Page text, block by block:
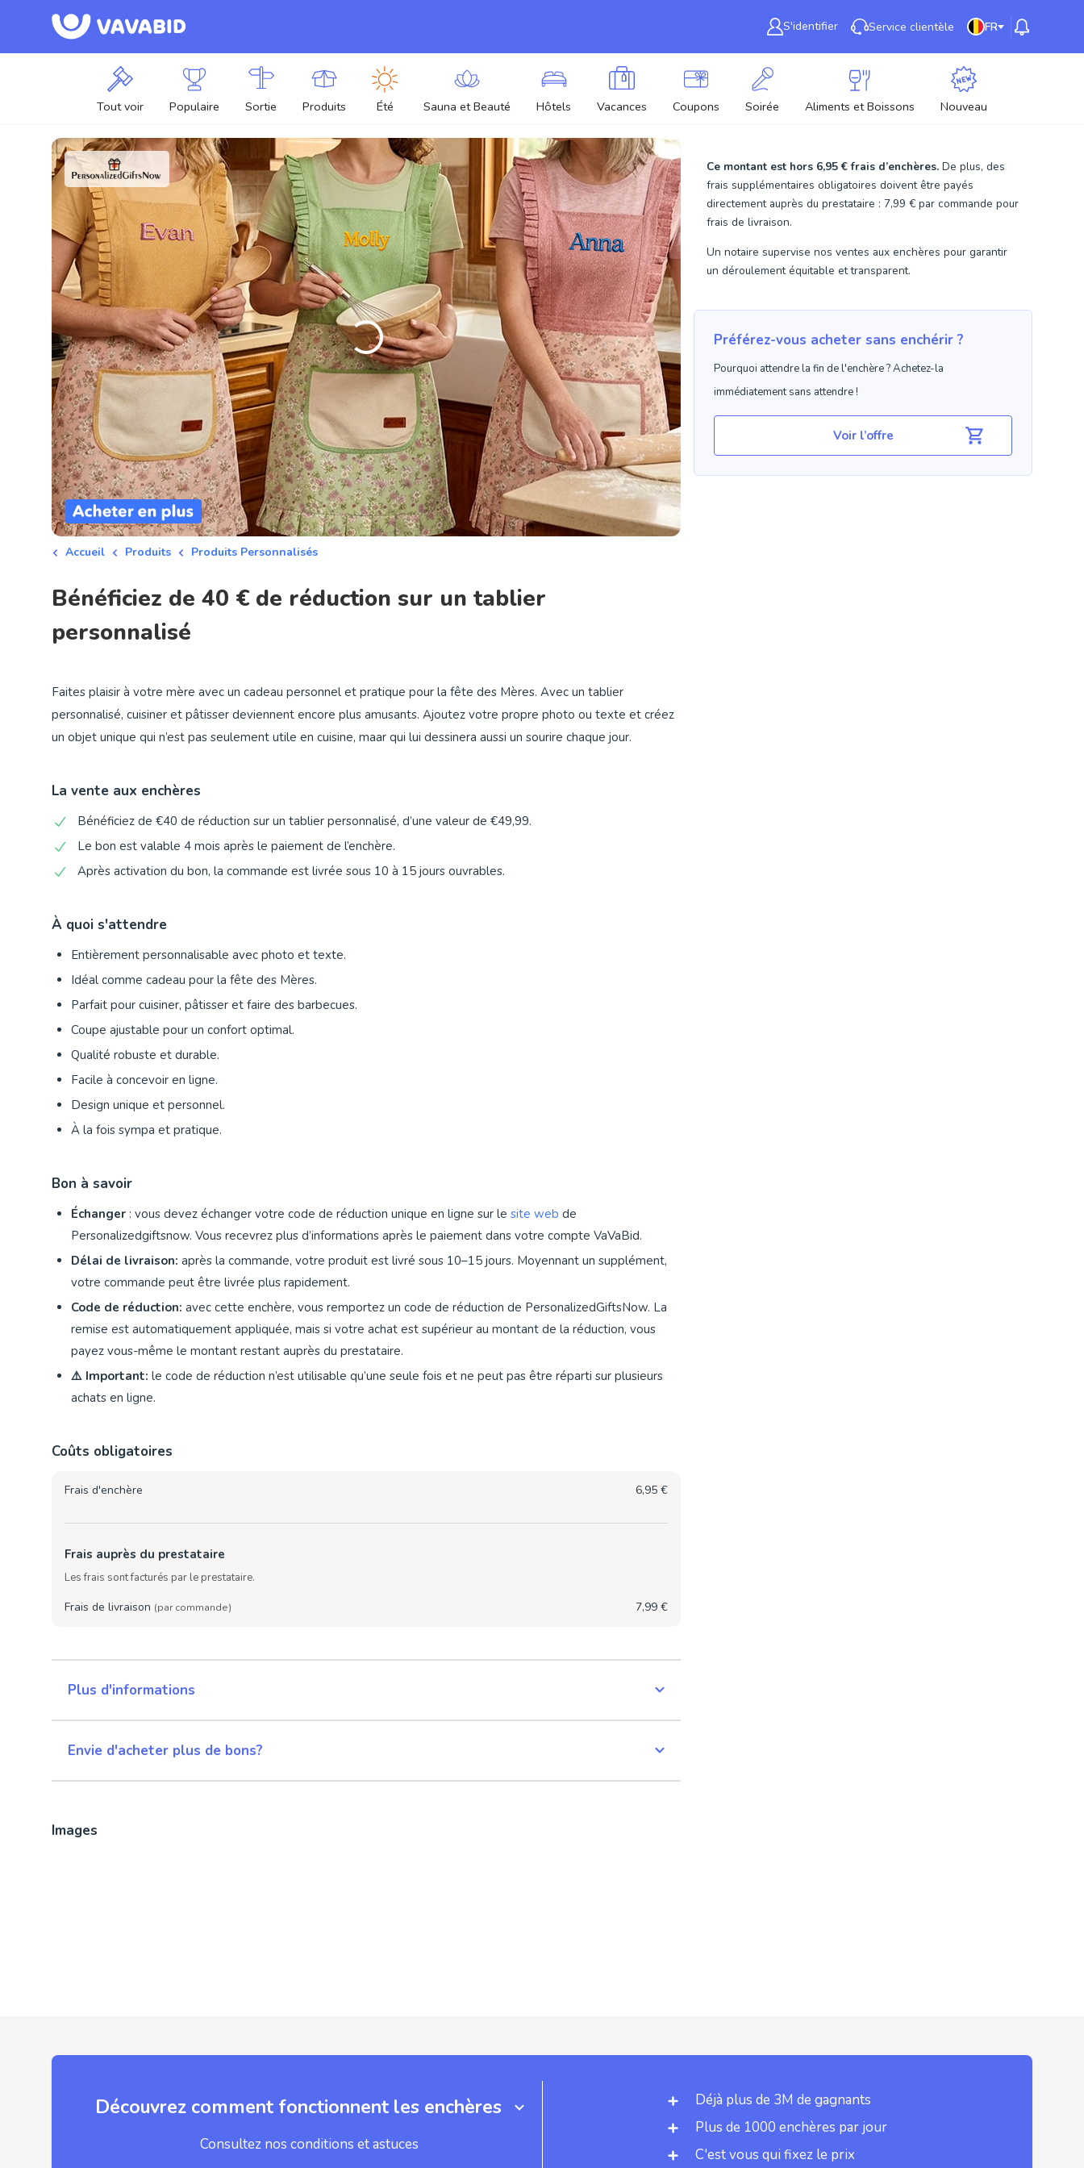
S'identifier Service clientèle FR
Tout voir Populaire Sortie Produits Été Sauna et Beauté Hôtels Vacances Coupons Soirée Aliments et Boissons Nouveau
Accueil Produits Produits Personnalisés
Bénéficiez de 40 € de réduction sur un tablier
personnalisé
Ce montant est hors 6,95 €frais d’enchères. De plus, des
frais supplémentaires obligatoires doivent être payés
directement auprès du prestataire : 7,99 € par commande pour
frais de livraison.
Un notaire supervise nos ventes aux enchères pour garantir
un déroulement équitable et transparent.
Préférez-vous acheter sans enchérir ?
Pourquoi attendre la fin de l'enchère ? Achetez-la
immédiatement sans attendre !
Voir l’offre
Faites plaisir à votre mère avec un cadeau personnel et pratique pour la fête des Mères. Avec un tablier
personnalisé, cuisiner et pâtisser deviennent encore plus amusants. Ajoutez votre propre photo ou texte et créez
un objet unique qui n’est pas seulement utile en cuisine, maar qui lui dessinera aussi un sourire chaque jour.
La vente aux enchères
Bénéficiez de €40 de réduction sur un tablier personnalisé, d’une valeur de €49,99.
Le bon est valable 4 mois après le paiement de l’enchère.
Après activation du bon, la commande est livrée sous 10 à 15 jours ouvrables.
À quoi s'attendre
Entièrement personnalisable avec photo et texte.
Idéal comme cadeau pour la fête des Mères.
Parfait pour cuisiner, pâtisser et faire des barbecues.
Coupe ajustable pour un confort optimal.
Qualité robuste et durable.
Facile à concevoir en ligne.
Design unique et personnel.
À la fois sympa et pratique.
Bon à savoir
Échanger : vous devez échanger votre code de réduction unique en ligne sur le site web de
Personalizedgiftsnow. Vous recevrez plus d’informations après le paiement dans votre compte VaVaBid.
Délai de livraison: après la commande, votre produit est livré sous 10–15 jours. Moyennant un supplément,
votre commande peut être livrée plus rapidement.
Code de réduction: avec cette enchère, vous remportez un code de réduction de PersonalizedGiftsNow. La
remise est automatiquement appliquée, mais si votre achat est supérieur au montant de la réduction, vous
payez vous-même le montant restant auprès du prestataire.
⚠️ Important: le code de réduction n’est utilisable qu’une seule fois et ne peut pas être réparti sur plusieurs
achats en ligne.
Coûts obligatoires
Frais d'enchère 6,95 €
Frais auprès du prestataire
Les frais sont facturés par le prestataire.
Frais de livraison (par commande) 7,99 €
Plus d'informations
Envie d'acheter plus de bons?
Images
Découvrez comment fonctionnent les enchères
Consultez nos conditions et astuces
Déjà plus de 3M de gagnants
Plus de 1000 enchères par jour
C'est vous qui fixez le prix